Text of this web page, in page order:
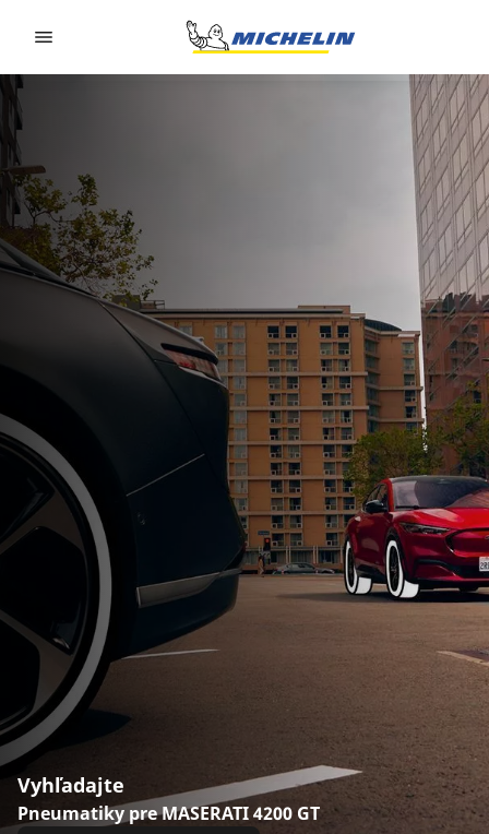
Vyhľadajte
Pneumatiky pre MASERATI 4200 GT